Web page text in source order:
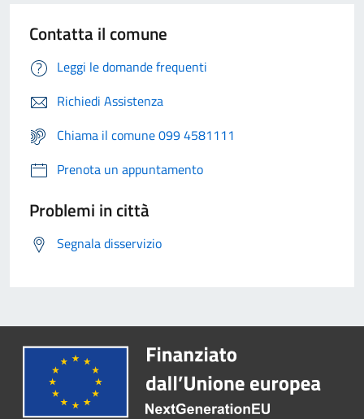
Contatta il comune
Leggi le domande frequenti
Richiedi Assistenza
Chiama il comune 099 4581111
Prenota un appuntamento
Problemi in città
Segnala disservizio